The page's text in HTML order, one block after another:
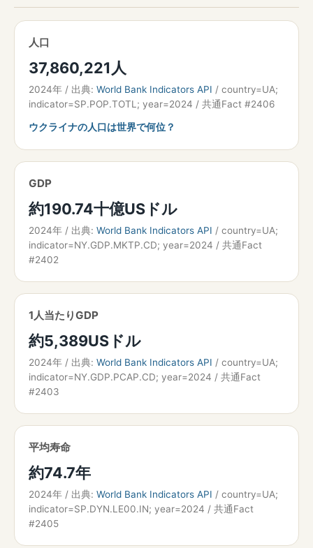
人口
37,860,221人
2024年 / 出典: World Bank Indicators API / country=UA;
indicator=SP.POP.TOTL; year=2024 / 共通Fact #2406
ウクライナの人口は世界で何位？
GDP
約190.74十億USドル
2024年 / 出典: World Bank Indicators API / country=UA;
indicator=NY.GDP.MKTP.CD; year=2024 / 共通Fact
#2402
1人当たりGDP
約5,389USドル
2024年 / 出典: World Bank Indicators API / country=UA;
indicator=NY.GDP.PCAP.CD; year=2024 / 共通Fact
#2403
平均寿命
約74.7年
2024年 / 出典: World Bank Indicators API / country=UA;
indicator=SP.DYN.LE00.IN; year=2024 / 共通Fact
#2405